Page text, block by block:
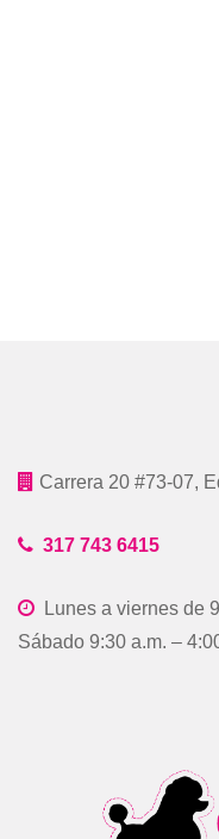
Carrera 20 #73-07,
317 743 6415
Lunes a viernes
Sábado 9:30 a.m. –